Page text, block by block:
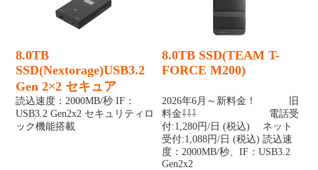
8.0TB
SSD(Nextorage)USB3.2
Gen 2×2 セキュア
読込速度：2000MB/秒 IF：
USB3.2 Gen2x2 セキュリティロ
ック機能搭載
8.0TB SSD(TEAM T-
FORCE M200)
2026年6月～新料金！ 旧
料金⇩⇩⇩ 電話受
付:1,280円/日 (税込) ネット
受付:1,088円/日 (税込) 読込速
度：2000MB/秒、IF：USB3.2
Gen2x2